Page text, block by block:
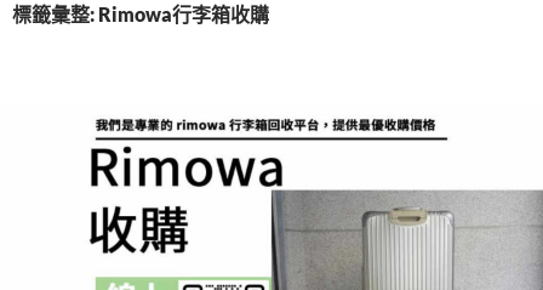
標籤彙整: Rimowa行李箱收購